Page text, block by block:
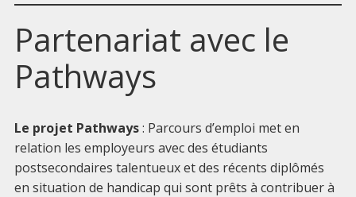
Partenariat avec le
Pathways
Le projet Pathways: Parcours d’emploi met en
relation les employeurs avec des étudiants
postsecondaires talentueux et des récents diplômés
en situation de handicap qui sont prêts à contribuer à